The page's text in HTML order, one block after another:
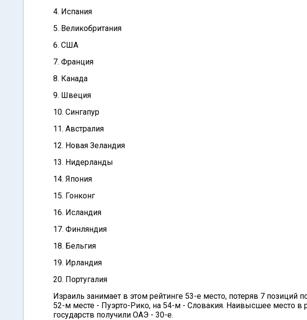
4. Испания
5. Великобритания
6. США
7. Франция
8. Канада
9. Швеция
10. Сингапур
11. Австралия
12. Новая Зеландия
13. Нидерланды
14. Япония
15. Гонконг
16. Исландия
17. Финляндия
18. Бельгия
19. Ирландия
20. Португалия
Израиль занимает в этом рейтинге 53-е место, потеряв 7
52-м месте - Пуэрто-Рико, на 54-м - Словакия. Наивысшее место в
государств получили ОАЭ - 30-е.